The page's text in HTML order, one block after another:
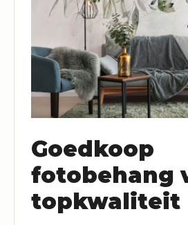
Goedkoop
fotobehang
topkwaliteit